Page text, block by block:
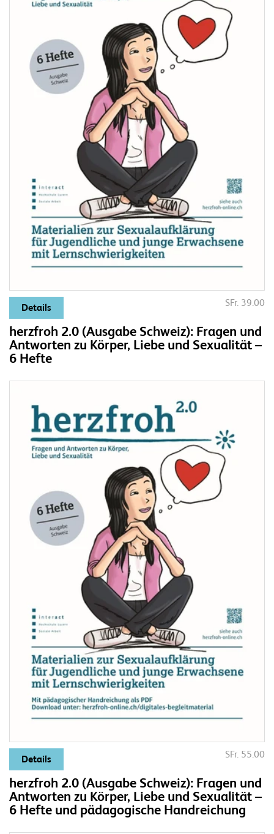
Details SFr. 39.00
herzfroh 2.0 (Ausgabe Schweiz): Fragen und
Antworten zu Körper, Liebe und Sexualität –
6 Hefte
Details SFr. 55.00
herzfroh 2.0 (Ausgabe Schweiz): Fragen und
Antworten zu Körper, Liebe und Sexualität –
6 Hefte und pädagogische Handreichung